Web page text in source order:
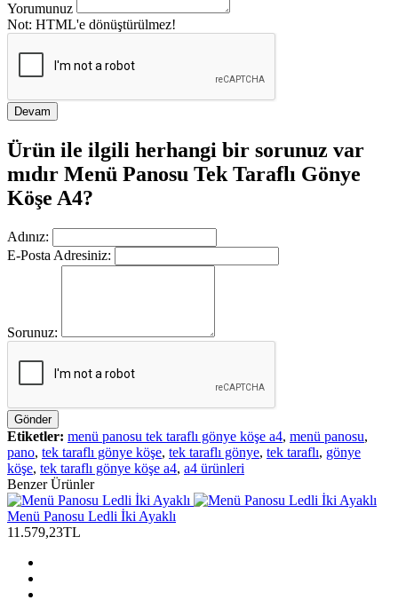
Yorumunuz
Not: HTML'e dönüştürülmez!
Devam
Ürün ile ilgili herhangi bir sorunuz var
mıdır Menü Panosu Tek Taraflı Gönye
Köşe A4?
Adınız:
E-Posta Adresiniz:
Sorunuz:
Gönder
Etiketler: menü panosu tek taraflı gönye köşe a4, menü panosu,
pano, tek taraflı gönye köşe, tek taraflı gönye, tek taraflı, gönye
köşe, tek taraflı gönye köşe a4, a4 ürünleri
Benzer Ürünler
Menü Panosu Ledli İki Ayaklı
11.579,23TL